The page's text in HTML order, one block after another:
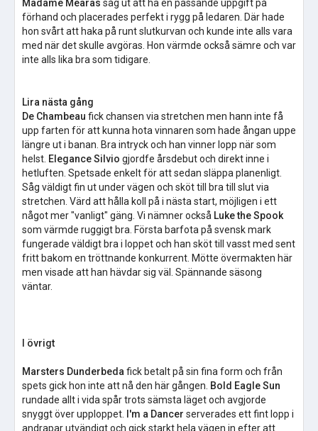
Madame Mearas såg ut att ha en passande uppgift på
förhand och placerades perfekt i rygg på ledaren. Där hade
hon svårt att haka på runt slutkurvan och kunde inte alls vara
med när det skulle avgöras. Hon värmde också sämre och var
inte alls lika bra som tidigare.
Lira nästa gång
De Chambeau fick chansen via stretchen men hann inte få
upp farten för att kunna hota vinnaren som hade ångan uppe
längre ut i banan. Bra intryck och han vinner lopp när som
helst. Elegance Silvio gjordfe årsdebut och direkt inne i
hetluften. Spetsade enkelt för att sedan släppa planenligt.
Såg väldigt fin ut under vägen och sköt till bra till slut via
stretchen. Värd att hålla koll på i nästa start, möjligen i ett
något mer "vanligt" gäng. Vi nämner också Luke the Spook
som värmde ruggigt bra. Första barfota på svensk mark
fungerade väldigt bra i loppet och han sköt till vasst med sent
fritt bakom en tröttnande konkurrent. Mötte övermakten här
men visade att han hävdar sig väl. Spännande säsong
väntar.
I övrigt
Marsters Dunderbeda fick betalt på sin fina form och från
spets gick hon inte att nå den här gången. Bold Eagle Sun
rundade allt i vida spår trots sämsta läget och avgjorde
snyggt över upploppet.
I'm a Dancer serverades ett fint lopp i
andrapar utvändigt och gick starkt hela vägen in efter att